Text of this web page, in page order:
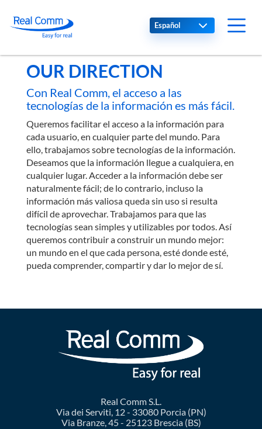
Select your language
OUR DIRECTION
Con Real Comm, el acceso a las
tecnologías de la información es más fácil.
Queremos facilitar el acceso a la información para
cada usuario, en cualquier parte del mundo. Para
ello, trabajamos sobre tecnologías de la información.
Deseamos que la información llegue a cualquiera, en
cualquier lugar. Acceder a la información debe ser
naturalmente fácil; de lo contrario, incluso la
información más valiosa queda sin uso si resulta
difícil de aprovechar. Trabajamos para que las
tecnologías sean simples y utilizables por todos. Así
queremos contribuir a construir un mundo mejor:
un mundo en el que cada persona, esté donde esté,
pueda comprender, compartir y dar lo mejor de sí.
Real Comm S.L.
Via dei Serviti, 12 - 33080 Porcia (PN)
Via Branze, 45 - 25123 Brescia (BS)